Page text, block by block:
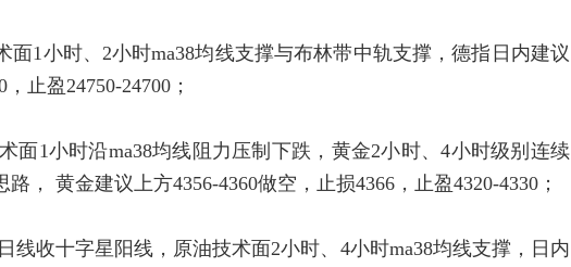
1小时、2小时ma38均线支撑与布林带中轨支撑，德指日内建议
止盈24750-24700；
1小时沿ma38均线阻力压制下跌，黄金2小时、4小时级别连续
， 黄金建议上方4356-4360做空，止损4366，止盈4320-4330；
收十字星阳线，原油技术面2小时、4小时ma38均线支撑，日内